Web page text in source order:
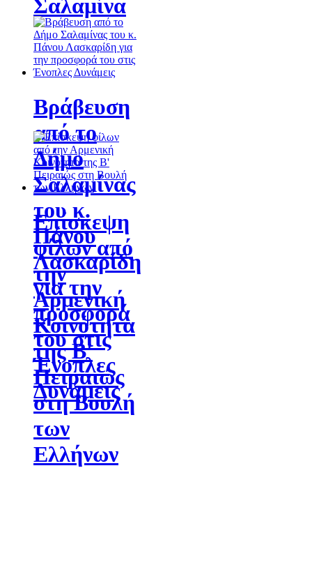
Σαλαμίνα
Βράβευση
από το
Δήμο
Σαλαμίνας
του κ.
Πάνου
Λασκαρίδη
για την
προσφορά
του στις
Ένοπλες
Δυνάμεις
Επίσκεψη
φίλων από
την
Αρμενική
Κοινότητα
της Β'
Πειραιώς
στη Βουλή
των
Ελλήνων